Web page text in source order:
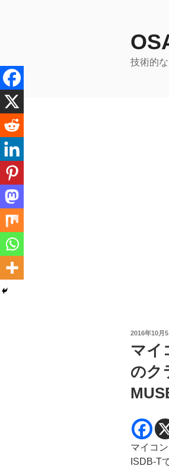
へ
ス
キ
プ
技術的
投
日:
2016年10月5
マイ
のク
マイコ
ISDB-T